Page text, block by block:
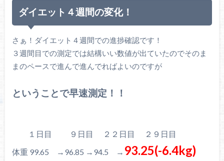
ダイエット４週間の変化！
さぁ！ダイエット４週間での進捗確認です！
３週間目での測定では結構いい数値が出ていたのでそのま
まのペースで進んで進んでればよいのですが
ということで早速測定！！
１日目 ９日目 ２２日目 ２９日目
体重 99.65 →96.85 →94.5 → 93.25(-6.4kg)